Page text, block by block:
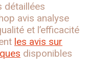
détaillées
avis analyse
et l’efficacité
les avis sur
disponibles